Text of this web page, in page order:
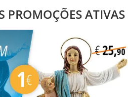
PROMOÇÕES ATIVAS